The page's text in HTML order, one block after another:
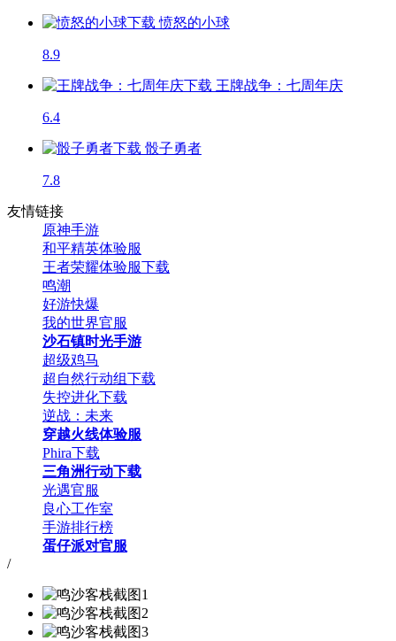
愤怒的小球
8.9
王牌战争：七周年庆
6.4
骰子勇者
7.8
友情链接
原神手游
和平精英体验服
王者荣耀体验服下载
鸣潮
好游快爆
我的世界官服
沙石镇时光手游
超级鸡马
超自然行动组下载
失控进化下载
逆战：未来
穿越火线体验服
Phira下载
三角洲行动下载
光遇官服
良心工作室
手游排行榜
蛋仔派对官服
/